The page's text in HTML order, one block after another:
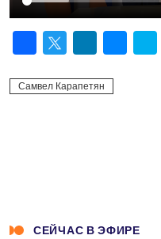
Самвел Карапетян
СЕЙЧАС В ЭФИРЕ